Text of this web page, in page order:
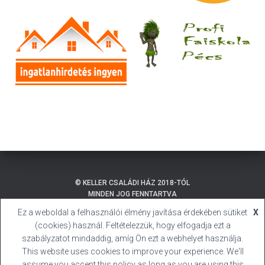
© KELLER CSALÁDI HÁZ 2018-TÓL
MINDEN JOG FENNTARTVA
ADATKEZELÉSI TÁJÉKOZTATÓ
SÜTI (COOKIE) TÁJÉKOZTATÓ
BALATONMÁRIAFÜRDŐ
HIVATALOS HONLAP
Ez a weboldal a felhasználói élmény javítása érdekében sütiket
(cookies) használ. Feltételezzük, hogy elfogadja ezt a
szabályzatot mindaddig, amíg Ön ezt a webhelyet használja.
This website uses cookies to improve your experience. We'll
X